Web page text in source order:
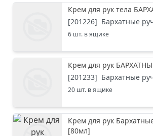
Крем для рук тела
[201226] Бархатные
6 шт. в ящике
Крем для рук
[201233] Бархатные
20 шт. в ящике
Крем для рук
[80мл]